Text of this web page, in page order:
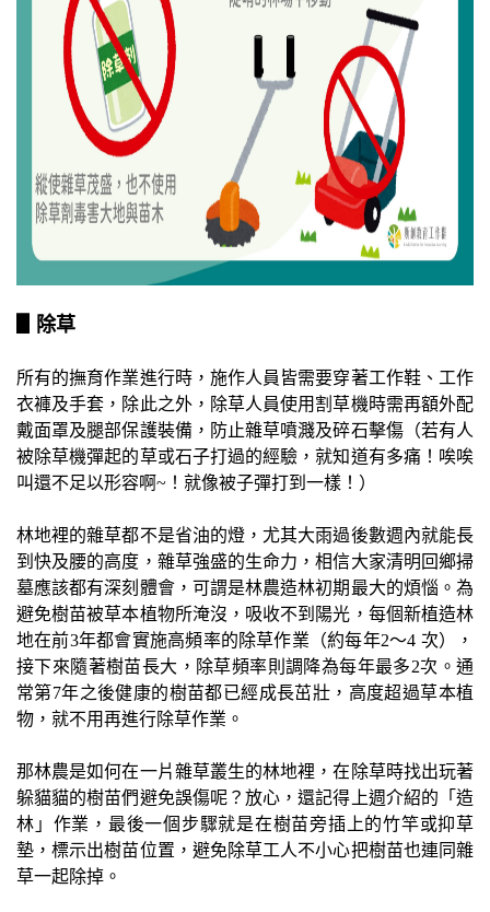
▋除草
所有的撫育作業進行時，施作人員皆需要穿著工作鞋、工作
衣褲及手套，除此之外，除草人員使用割草機時需再額外配
戴面罩及腿部保護裝備，防止雜草噴濺及碎石擊傷（若有人
被除草機彈起的草或石子打過的經驗，就知道有多痛！唉唉
叫還不足以形容啊~！就像被子彈打到一樣！）
林地裡的雜草都不是省油的燈，尤其大雨過後數週內就能長
到快及腰的高度，雜草強盛的生命力，相信大家清明回鄉掃
墓應該都有深刻體會，可謂是林農造林初期最大的煩惱。為
避免樹苗被草本植物所淹沒，吸收不到陽光，每個新植造林
地在前3年都會實施高頻率的除草作業（約每年2～4 次），
接下來隨著樹苗長大，除草頻率則調降為每年最多2次。通
常第7年之後健康的樹苗都已經成長茁壯，高度超過草本植
物，就不用再進行除草作業。
那林農是如何在一片雜草叢生的林地裡，在除草時找出玩著
躲貓貓的樹苗們避免誤傷呢？放心，還記得上週介紹的「造
林」作業，最後一個步驟就是在樹苗旁插上的竹竿或抑草
墊，標示出樹苗位置，避免除草工人不小心把樹苗也連同雜
草一起除掉。